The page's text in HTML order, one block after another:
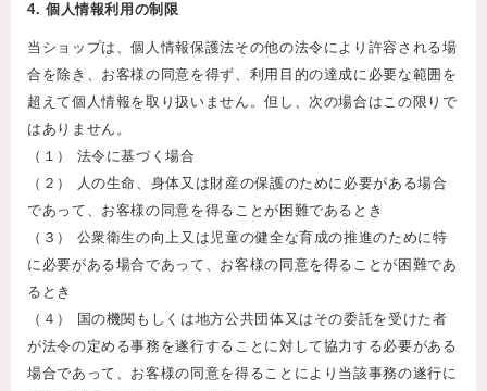
4. 個人情報利用の制限
当ショップは、個人情報保護法その他の法令により許容される場
合を除き、お客様の同意を得ず、利用目的の達成に必要な範囲を
超えて個人情報を取り扱いません。但し、次の場合はこの限りで
はありません。
（１） 法令に基づく場合
（２） 人の生命、身体又は財産の保護のために必要がある場合
であって、お客様の同意を得ることが困難であるとき
（３） 公衆衛生の向上又は児童の健全な育成の推進のために特
に必要がある場合であって、お客様の同意を得ることが困難であ
るとき
（４） 国の機関もしくは地方公共団体又はその委託を受けた者
が法令の定める事務を遂行することに対して協力する必要がある
場合であって、お客様の同意を得ることにより当該事務の遂行に